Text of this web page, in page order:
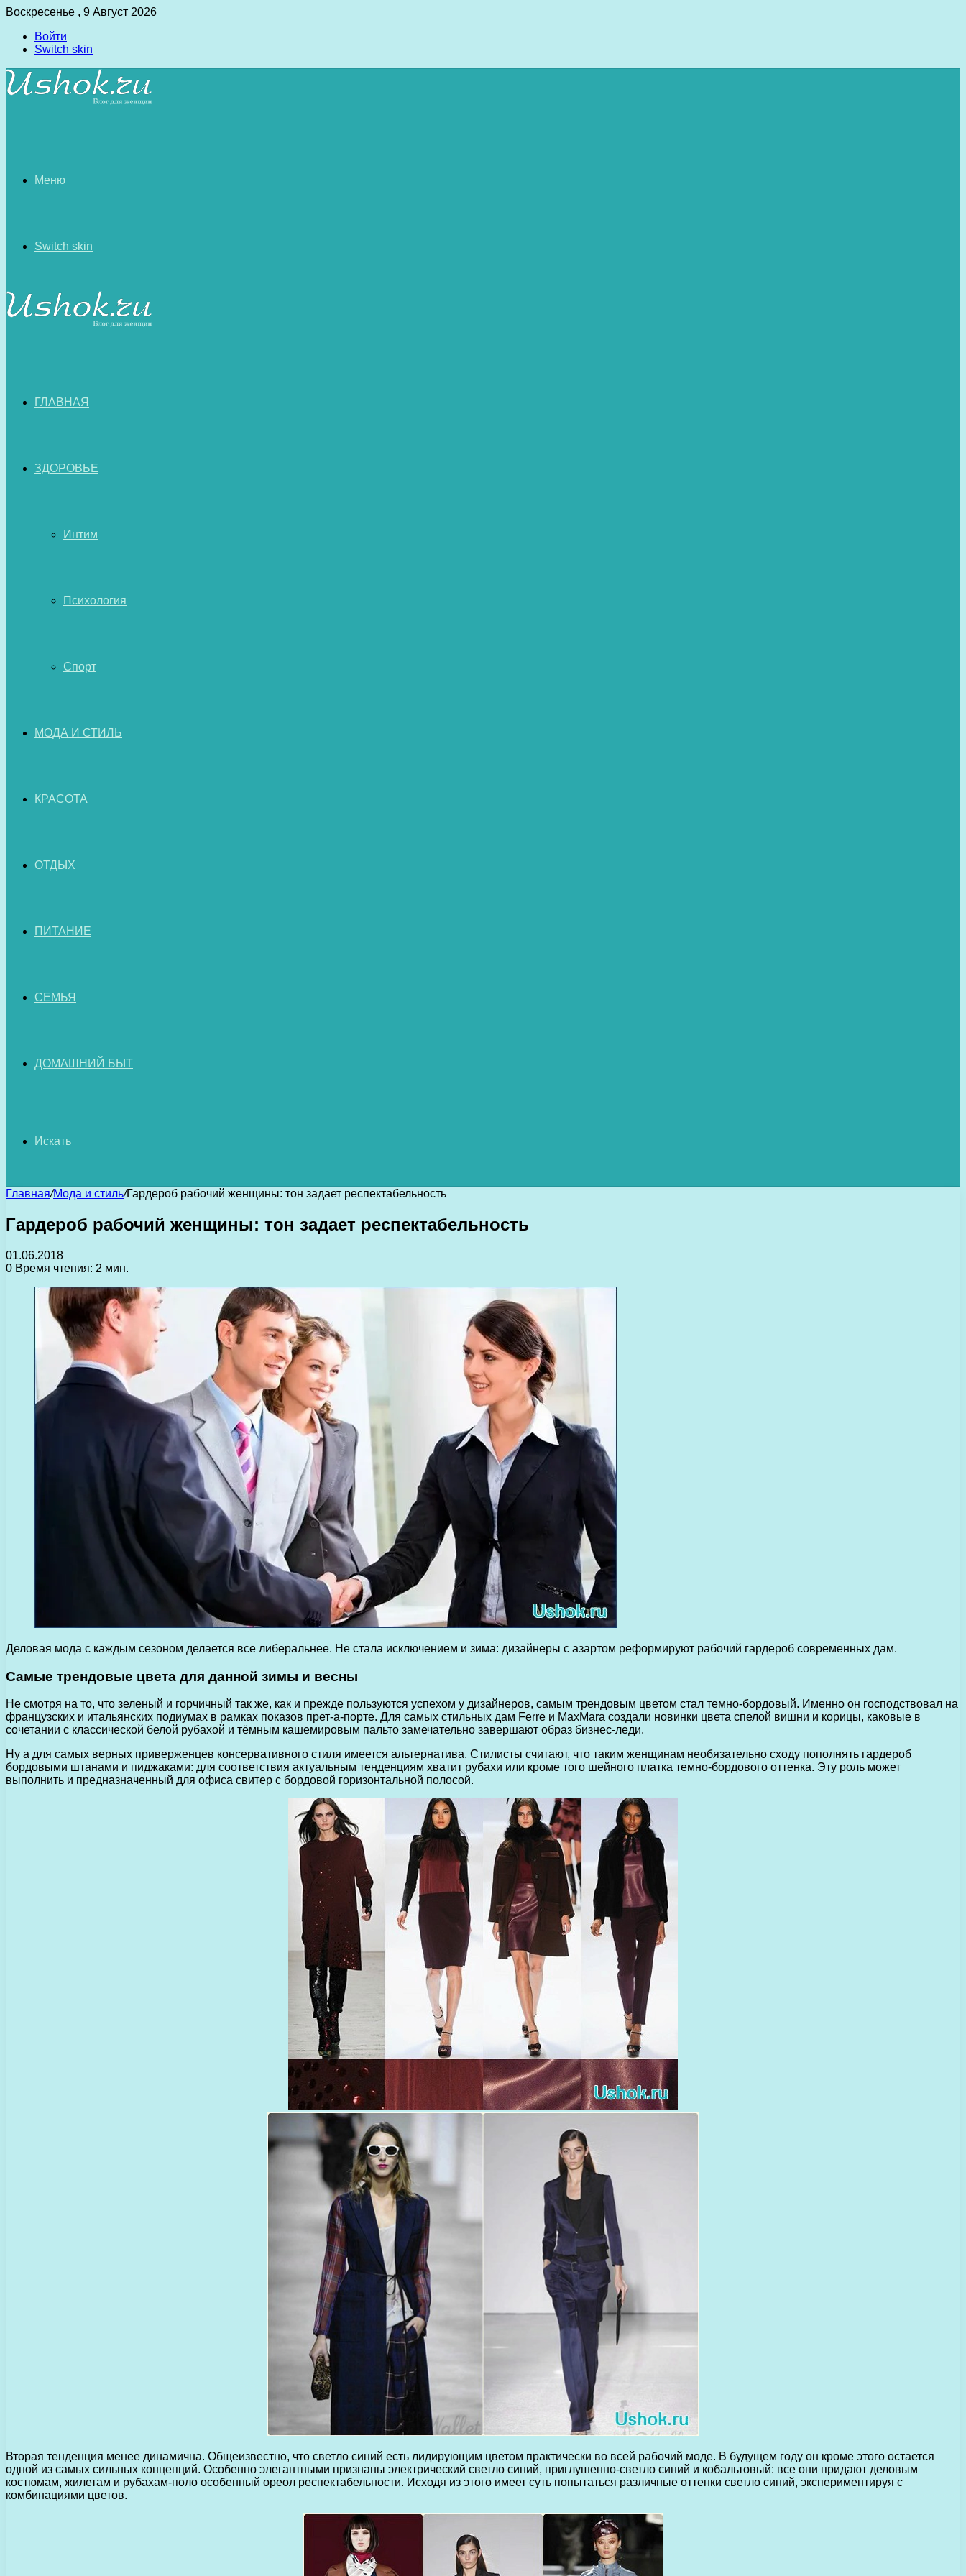
Воскресенье , 9 Август 2026
Войти
Switch skin
Меню
Switch skin
ГЛАВНАЯ
ЗДОРОВЬЕ
Интим
Психология
Спорт
МОДА И СТИЛЬ
КРАСОТА
ОТДЫХ
ПИТАНИЕ
СЕМЬЯ
ДОМАШНИЙ БЫТ
Искать
Главная/Мода и стиль/Гардероб рабочий женщины: тон задает респектабельность
Гардероб рабочий женщины: тон задает респектабельность
01.06.2018
0 Время чтения: 2 мин.
Деловая мода с каждым сезоном делается все либеральнее. Не стала исключением и зима: дизайнеры с азартом реформируют рабочий гардероб современных дам.
Самые трендовые цвета для данной зимы и весны
Не смотря на то, что зеленый и горчичный так же, как и прежде пользуются успехом у дизайнеров, самым трендовым цветом стал темно-бордовый. Именно он господствовал на
французских и итальянских подиумах в рамках показов прет-а-порте. Для самых стильных дам Ferre и MaxMara создали новинки цвета спелой вишни и корицы, каковые в
сочетании с классической белой рубахой и тёмным кашемировым пальто замечательно завершают образ бизнес-леди.
Ну а для самых верных приверженцев консервативного стиля имеется альтернатива. Стилисты считают, что таким женщинам необязательно сходу пополнять гардероб
бордовыми штанами и пиджаками: для соответствия актуальным тенденциям хватит рубахи или кроме того шейного платка темно-бордового оттенка. Эту роль может
выполнить и предназначенный для офиса свитер с бордовой горизонтальной полосой.
Вторая тенденция менее динамична. Общеизвестно, что светло синий есть лидирующим цветом практически во всей рабочий моде. В будущем году он кроме этого остается
одной из самых сильных концепций. Особенно элегантными признаны электрический светло синий, приглушенно-светло синий и кобальтовый: все они придают деловым
костюмам, жилетам и рубахам-поло особенный ореол респектабельности. Исходя из этого имеет суть попытаться различные оттенки светло синий, экспериментируя с
комбинациями цветов.